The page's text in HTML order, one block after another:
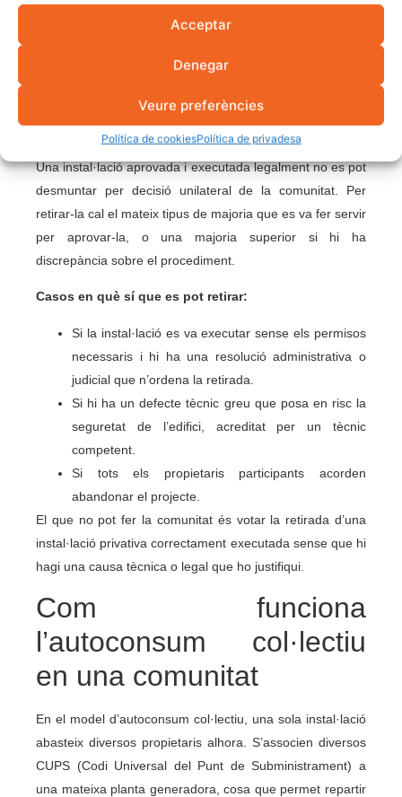
Acceptar
Denegar
Veure preferències
Política de cookiesPolítica de privadesa
Es poden treure les
plaques solars ja
comunitat?
Una instal·lació aprovada i executada legalment no es pot
desmuntar per decisió unilateral de la comunitat. Per
retirar-la cal el mateix tipus de majoria que es va fer servir
per aprovar-la, o una majoria superior si hi ha
discrepància sobre el procediment.
Casos en què sí que es pot retirar:
Si la instal·lació es va executar sense els permisos
necessaris i hi ha una resolució administrativa o
judicial que n’ordena la retirada.
Si hi ha un defecte tècnic greu que posa en risc la
seguretat de l’edifici, acreditat per un tècnic
competent.
Si tots els propietaris participants acorden
abandonar el projecte.
El que no pot fer la comunitat és votar la retirada d’una
instal·lació privativa correctament executada sense que hi
hagi una causa tècnica o legal que ho justifiqui.
Com funciona
l’autoconsum col·lectiu
en una comunitat
En el model d’autoconsum col·lectiu, una sola instal·lació
abasteix diversos propietaris alhora. S’associen diversos
CUPS (Codi Universal del Punt de Subministrament) a
una mateixa planta generadora, cosa que permet repartir